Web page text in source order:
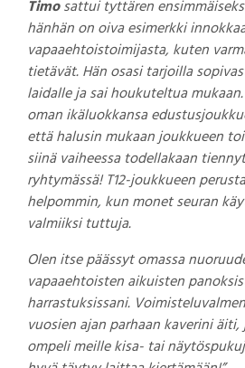
Timosattui tyttären
hänhän on oiva esimerkki
vapaaehtoistoimijasta, kuten
tietävät. Hän osasi tarjoilla
laidalle ja sai houkuteltua
oman ikäluokkansa
että halusin mukaan joukkueen
siinä vaiheessa todellakaan
ryhtymässä! T12-joukkueen
helpommin, kun monet seuran
valmiiksi tuttuja.
Olen itse päässyt omassa
vapaaehtoisten aikuisten
harrastuksissani.
vuosien ajan parhaan kaverini
ompeli meille kisa- tai